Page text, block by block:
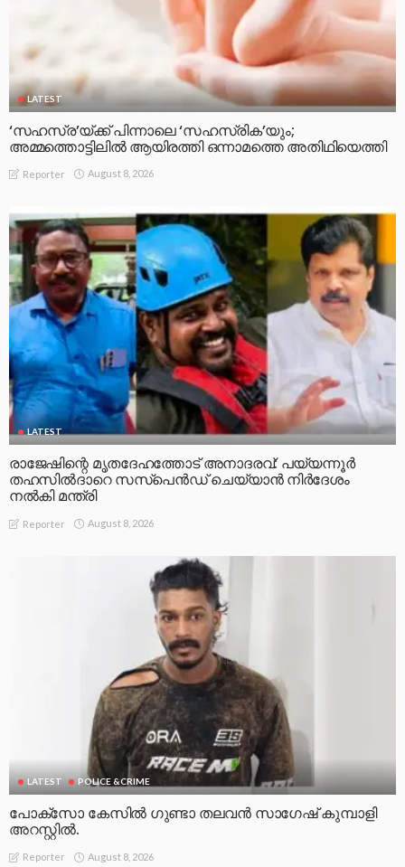
LATEST
‘സഹസ്ര’യ്ക്ക് പിന്നാലെ ‘സഹസ്രിക’യും;
അമ്മത്തൊട്ടിലിൽ ആയിരത്തി ഒന്നാമത്തെ അതിഥിയെത്തി
Reporter August 8, 2026
LATEST
രാജേഷിന്റെ മൃതദേഹത്തോട് അനാദരവ്: പയ്യന്നൂർ
തഹസിൽദാറെ സസ്പെൻഡ് ചെയ്യാൻ നിർദേശം
നൽകി മന്ത്രി
Reporter August 8, 2026
LATEST POLICE &CRIME
പോക്സോ കേസിൽ ഗുണ്ടാ തലവൻ സാഗേഷ് കുമ്പാളി
അറസ്റ്റിൽ.
Reporter August 8, 2026